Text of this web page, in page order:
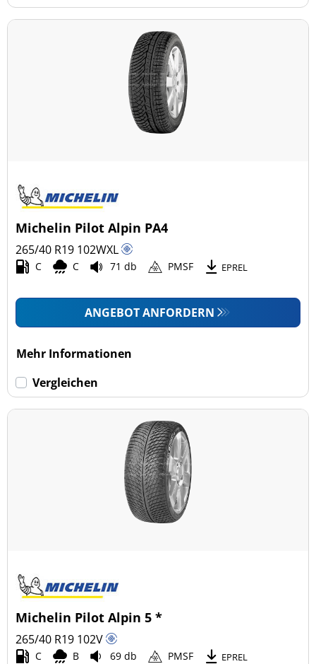
Michelin Pilot Alpin PA4
265/40 R19 102WXL
C C 71 db PMSF EPREL
ANGEBOT ANFORDERN
Mehr Informationen
Vergleichen
Michelin Pilot Alpin 5 *
265/40 R19 102V
C B 69 db PMSF EPREL